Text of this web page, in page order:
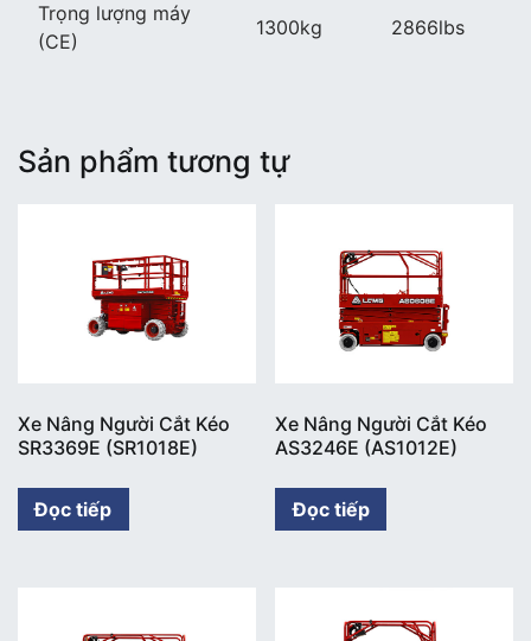
Trọng lượng máy
(CE)
1300kg 2866lbs
Sản phẩm tương tự
Xe Nâng Người Cắt Kéo
SR3369E (SR1018E)
Đọc tiếp
Xe Nâng Người Cắt Kéo
AS3246E (AS1012E)
Đọc tiếp